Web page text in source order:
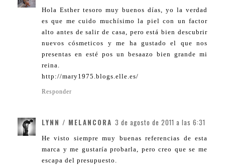
Hola Esther tesoro muy buenos días, yo la verdad
es que me cuido muchísimo la piel con un factor
alto antes de salir de casa, pero está bien descubrir
nuevos cósmeticos y me ha gustado el que nos
presentas en esté pos un besaazo bien grande mi
reina.
http://mary1975.blogs.elle.es/
Responder
LYNN / MELANCORA 3 de agosto de 2011 a las 6:31
He visto siempre muy buenas referencias de esta
marca y me gustaría probarla, pero creo que se me
escapa del presupuesto.